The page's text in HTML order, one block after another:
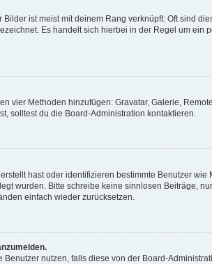
ist meist mit deinem Rang verknüpft: Oft sind
Es handelt sich hierbei in der Regel um ein
vier Methoden hinzufügen: Gravatar, Galerie,
solltest du die Board-Administration kontaktieren.
hast oder identifizieren bestimmte Benutzer
wurden. Bitte schreibe keine sinnlosen Beiträge,
einfach wieder zurücksetzen.
nutzen, falls diese von der Board-